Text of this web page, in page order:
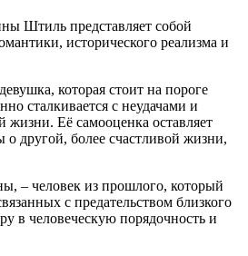
Штиль представляет собой
исторического реализма и
которая стоит на пороге
сталкивается с неудачами и
жизни. Её самооценка оставляет
другой, более счастливой жизни,
– человек из прошлого, который
с предательством близкого
в человеческую порядочность и